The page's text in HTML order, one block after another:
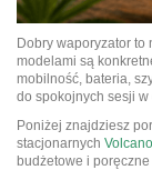
Dobry waporyzator to
modelami są
mobilność, bateria,
do spokojnych sesji
Poniżej znajdziesz
stacjonarnych Volcano
budżetowe i